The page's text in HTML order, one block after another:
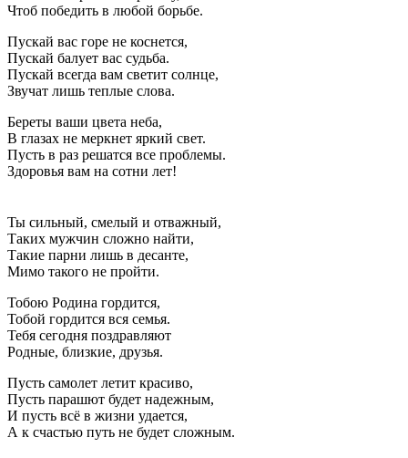
Чтоб победить в любой борьбе.
Пускай вас горе не коснется,
Пускай балует вас судьба.
Пускай всегда вам светит солнце,
Звучат лишь теплые слова.
Береты ваши цвета неба,
В глазах не меркнет яркий свет.
Пусть в раз решатся все проблемы.
Здоровья вам на сотни лет!
Ты сильный, смелый и отважный,
Таких мужчин сложно найти,
Такие парни лишь в десанте,
Мимо такого не пройти.
Тобою Родина гордится,
Тобой гордится вся семья.
Тебя сегодня поздравляют
Родные, близкие, друзья.
Пусть самолет летит красиво,
Пусть парашют будет надежным,
И пусть всё в жизни удается,
А к счастью путь не будет сложным.